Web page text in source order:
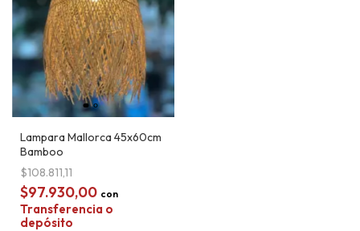
Lampara Mallorca 45x60cm
Bamboo
$108.811,11
$97.930,00 con
Transferencia o
depósito